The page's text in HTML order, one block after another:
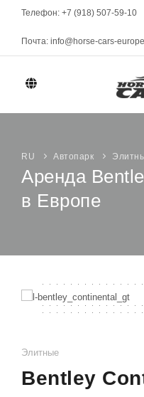
Телефон: +7 (918) 507-59-10
Почта: info@horse-cars-
ГОРОДА
Давос
Церматт
АВТОПАРК
Элитные
Представительские
Внедорожник
МЕСЯЧНАЯ
УСЛОВИЯ АРЕНДЫ
RU Автопарк
Аренда
в Европе
Элитные
Bentley